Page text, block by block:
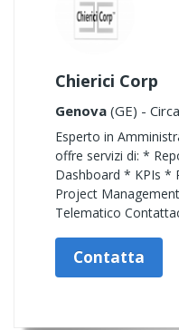
Chierici Corp
Genova (GE) -
Esperto in
offre servizi di: *
Dashboard * KPIs *
Project
Telematico
Contatta